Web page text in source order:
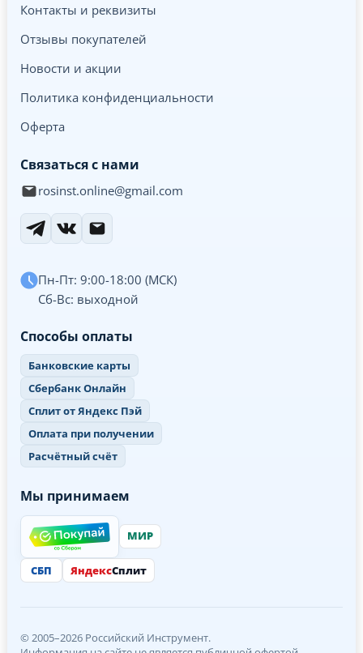
Контакты и реквизиты
Отзывы покупателей
Новости и акции
Политика конфиденциальности
Оферта
Связаться с нами
rosinst.online@gmail.com
Пн-Пт: 9:00-18:00 (МСК)
Сб-Вс: выходной
Способы оплаты
Банковские карты
Сбербанк Онлайн
Сплит от Яндекс Пэй
Оплата при получении
Расчётный счёт
Мы принимаем
МИР
СБП ЯндексСплит
© 2005–2026 Российский Инструмент.